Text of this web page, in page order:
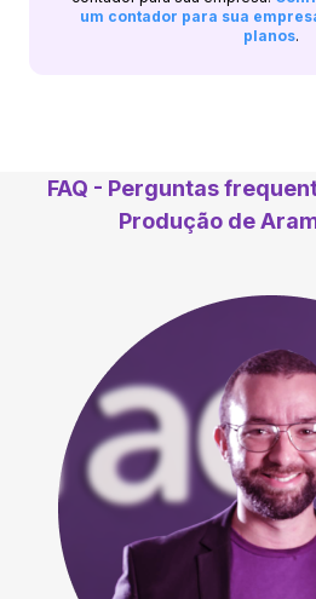
um contador para sua
planos.
FAQ - Perguntas
Produção de